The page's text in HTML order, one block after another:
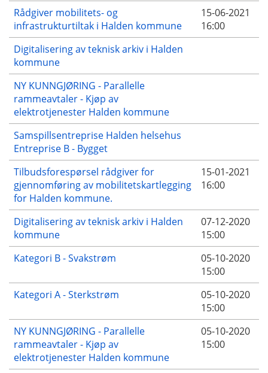
Rådgiver mobilitets- og
infrastrukturtiltak i Halden kommune
15-06-2021
16:00
Digitalisering av teknisk arkiv i Halden
kommune
NY KUNNGJØRING - Parallelle
rammeavtaler - Kjøp av
elektrotjenester Halden kommune
Samspillsentreprise Halden helsehus
Entreprise B - Bygget
Tilbudsforespørsel rådgiver for
gjennomføring av mobilitetskartlegging
for Halden kommune.
15-01-2021
16:00
Digitalisering av teknisk arkiv i Halden
kommune
07-12-2020
15:00
Kategori B - Svakstrøm
05-10-2020
15:00
Kategori A - Sterkstrøm
05-10-2020
15:00
NY KUNNGJØRING - Parallelle
rammeavtaler - Kjøp av
elektrotjenester Halden kommune
05-10-2020
15:00